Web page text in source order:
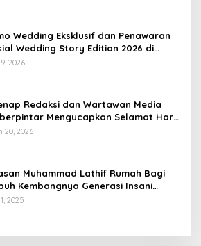
Wedding Eksklusif dan Penawaran
Wedding Story Edition 2026 di
Belhotel Lampung
2026
Redaksi dan Wartawan Media
Mengucapkan Selamat Hari
Idul Fitri 1447 Hijriyah / 2026 M
20, 2026
Muhammad Lathif Rumah Bagi
Kembangnya Generasi Insani
dan Berkarakter
2025